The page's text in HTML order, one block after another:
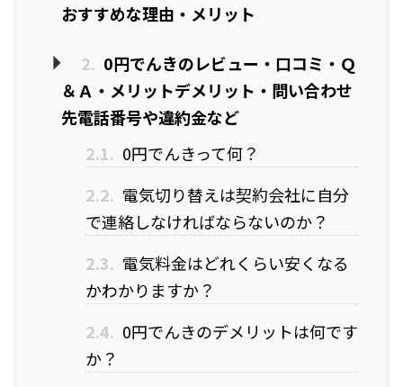
おすすめな理由・メリット
2. 0円でんきのレビュー・口コミ・Ｑ
＆Ａ・メリットデメリット・問い合わせ
先電話番号や違約金など
2.1. 0円でんきって何？
2.2. 電気切り替えは契約会社に自分
で連絡しなければならないのか？
2.3. 電気料金はどれくらい安くなる
かわかりますか？
2.4. 0円でんきのデメリットは何です
か？